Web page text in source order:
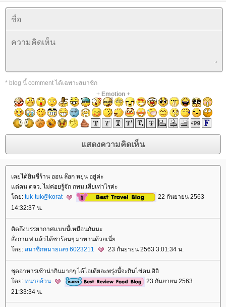
* blog นี้ comment ได้เฉพาะสมาชิก
+ Emotion+
เคยได้ยินชื่ร้าน ออน ล๊อก หยุ่น อยู่ค่ะ
ต่คน ตจว. ไม่ค่อยรู้จัก กทม.เสียเท่าไรค่ะ
ดย: tuk-tuk@korat
22 กันยายน 2563
14:32:37 น.
คิดถึงบรรยากาศแบบนี้เหมือนกันนะ
สั่งกาแฟ แล้วได้ชาร้อนๆ มาทานด้วยเนี่
ดย: สมาชิกหมายเลข 6023211 23 กันยายน 2563 3:01:34 น.
ชุดอาหารเช้าน่ากินมากๆ ได้ไอเดียละพรุ่งนี้จะกินไข่คน อิอิ
ดย: ทนายอ้วน
23 กันยายน 2563
21:33:34 น.